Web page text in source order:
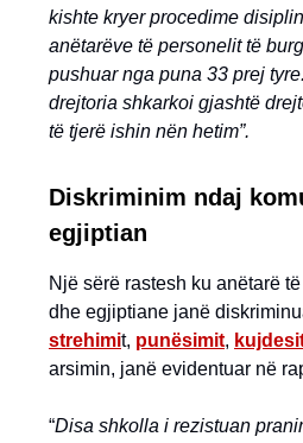
kishte kryer procedime
anëtarëve të personelit të
pushuar nga puna 33 prej
drejtoria shkarkoi gjashtë
të tjerë ishin nën hetim”.
Diskriminim ndaj
egjiptian
Një sërë rastesh ku anëtarë
dhe egjiptiane janë
strehimit, punësimit,
arsimin, janë evidentuar në
“Disa shkolla i rezistuan